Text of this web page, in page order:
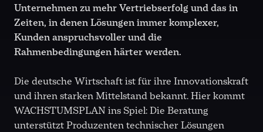
Unternehmen zu mehr Vertriebserfolg und das in
Zeiten, in denen Lösungen immer komplexer,
Kunden anspruchsvoller und die
Rahmenbedingungen härter werden.
Die deutsche Wirtschaft ist für ihre Innovationskraft
und ihren starken Mittelstand bekannt. Hier kommt
WACHSTUMSPLAN ins Spiel: Die Beratung
unterstützt Produzenten technischer Lösungen